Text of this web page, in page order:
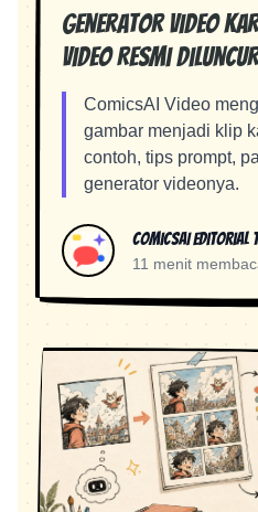
Generator Video
Video Resmi
ComicsAI Video
gambar menjadi klip
contoh, tips prompt,
generator videonya.
ComicsAI Editorial
11 menit